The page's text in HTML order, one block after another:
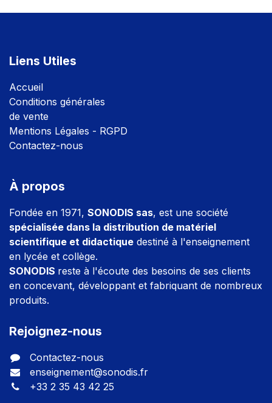
Liens Utiles
Accueil
Conditions générales
de vente
Mentions Légales - RGPD
Contactez-nous
À propos
Fondée en 1971, SONODIS sas, est une société
spécialisée dans la distribution de matériel
scientifique et didactique destiné à l'enseignement
en lycée et collège.
SONODIS reste à l'écoute des besoins de ses clients
en concevant, développant et fabriquant de nombreux
produits.
Rejoignez-nous
Contactez-nous
enseignement@sonodis.fr
+33 2 35 43 42 25